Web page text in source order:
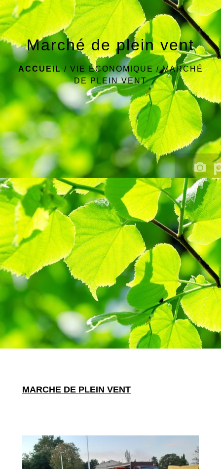
Marché de plein vent
ACCUEIL/ VIE ÉCONOMIQUE /MARCHÉ
DE PLEIN VENT
MARCHE DE PLEIN VENT